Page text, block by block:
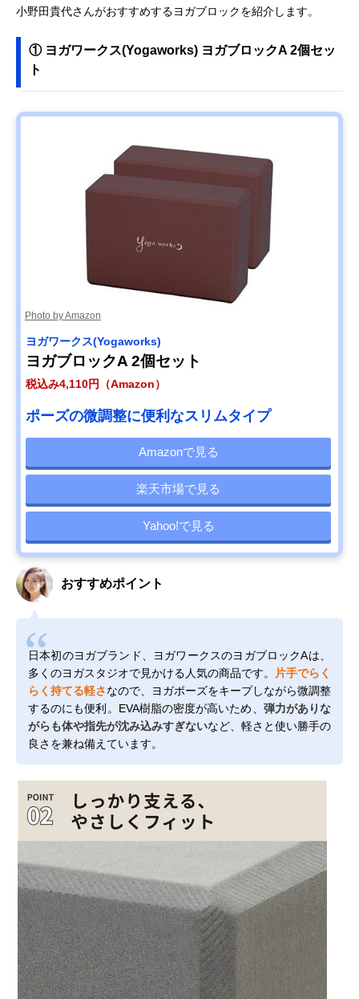
小野田貴代さんがおすすめするヨガブロックを紹介します。
① ヨガワークス(Yogaworks) ヨガブロックA 2個セッ
ト
Photo by Amazon
ヨガワークス(Yogaworks)
ヨガブロックA 2個セット
税込み4,110円（Amazon）
ポーズの微調整に便利なスリムタイプ
Amazonで見る
楽天市場で見る
Yahoo!で見る
おすすめポイント
日本初のヨガブランド、ヨガワークスのヨガブロックAは、
多くのヨガスタジオで見かける人気の商品です。
片手でらく
らく持てる軽さなので、ヨガポーズをキープしながら微調整
するのにも便利。EVA樹脂の密度が高いため、 弾力がありな
がらも体や指先が沈み込みすぎないなど、軽さと使い勝手の
良さを兼ね備えています。